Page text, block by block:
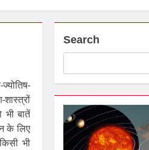
ज्योतिष-
बातें
के लिए
भी
Search